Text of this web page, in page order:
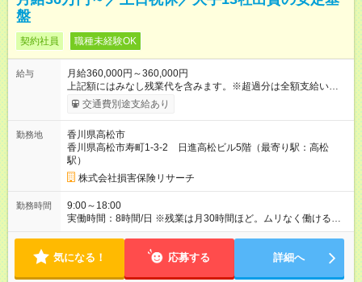
盤
契約社員 職種未経験OK
給与
月給360,000円～360,000円
上記額にはみなし残業代を含みます。※超過分は全額支給いたし
ます。 みなし残業代 55,000円／月 みなし残業時間 30時間／月
※経験・能力を考慮して決定します。 ※月給には、月30時間分
ます。 ※一定以上の調査を同月内に完了された場合には、「業
務手当」の加算支給があります。 ＼”稼げるあなた”になれます！
／ 1年間の契約社員期間が終了した後は、業務委託としてぜひ勤
務いただきたいと思っています。給与は出来高制となるため、
月収100万円以上・年収1000万円以上を目指すことも可能。年
収1600万円に達した方もいます。調査員というたしかなスキル
を身につけて高収入を目指しませんか？ 上記額にはみなし残業
給します 【試用期間】試用期間なし
交通費別途支給あり
勤務地
香川県高松市
香川県高松市寿町1-3-2 日進高松ビル5階（最寄り駅：高松
駅）
株式会社損害保険リサーチ
勤務時間
9:00～18:00
実働時間：8時間/日 ※残業は月30時間ほど。ムリなく働けるよ
う、調整をしていきます。
気になる！ 応募する 詳細へ